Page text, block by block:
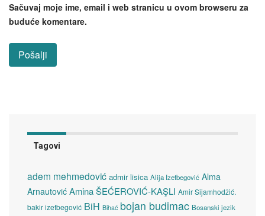
Sačuvaj moje ime, email i web stranicu u ovom browseru za
buduće komentare.
Tagovi
adem mehmedović admir lisica Alija Izetbegović Alma
Arnautović Amina ŠEĆEROVIĆ-KAŞLI Amir Sijamhodžić.
bakir izetbegović BiH Bihać bojan budimac Bosanski jezik